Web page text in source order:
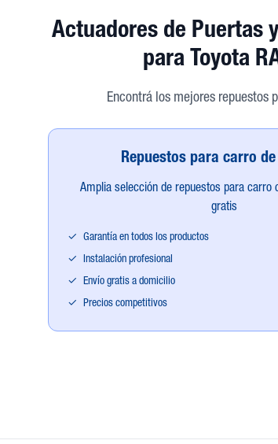
Actuadores de Puertas
para Toyota
Encontrá los mejores repuestos
Repuestos para carro
Amplia selección de repuestos para carro
gratis
✓
Garantía en todos los productos
✓
Instalación profesional
✓
Envío gratis a domicilio
✓
Precios competitivos